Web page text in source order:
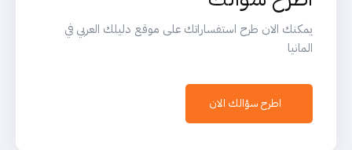
يمكنك الان طرح استفساراتك على موقع دليلك العربي في
المانيا
اطرح سؤالك الان